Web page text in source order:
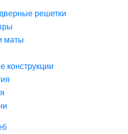
решетки
маты
конструкции